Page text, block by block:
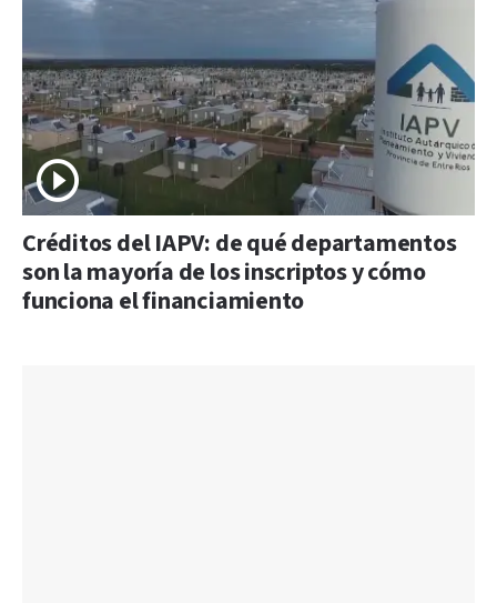
Créditos del IAPV: de qué departamentos
son la mayoría de los inscriptos y cómo
funciona el financiamiento